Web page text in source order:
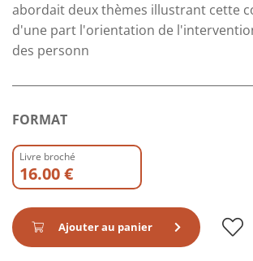
abordait deux thèmes illustrant cette
d'une part l'orientation de
des personn
FORMAT
Livre broché
16.00 €
Ajouter au panier